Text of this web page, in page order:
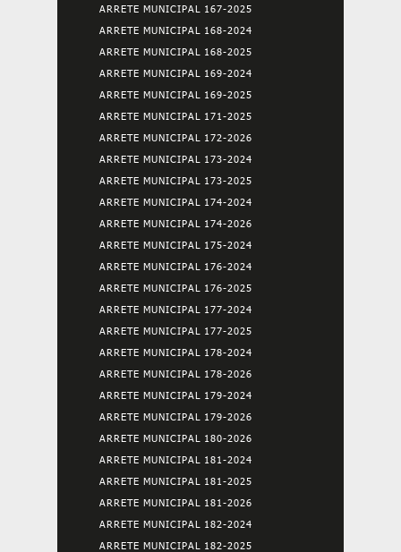
ARRETE MUNICIPAL 167-2025
ARRETE MUNICIPAL 168-2024
ARRETE MUNICIPAL 168-2025
ARRETE MUNICIPAL 169-2024
ARRETE MUNICIPAL 169-2025
ARRETE MUNICIPAL 171-2025
ARRETE MUNICIPAL 172-2026
ARRETE MUNICIPAL 173-2024
ARRETE MUNICIPAL 173-2025
ARRETE MUNICIPAL 174-2024
ARRETE MUNICIPAL 174-2026
ARRETE MUNICIPAL 175-2024
ARRETE MUNICIPAL 176-2024
ARRETE MUNICIPAL 176-2025
ARRETE MUNICIPAL 177-2024
ARRETE MUNICIPAL 177-2025
ARRETE MUNICIPAL 178-2024
ARRETE MUNICIPAL 178-2026
ARRETE MUNICIPAL 179-2024
ARRETE MUNICIPAL 179-2026
ARRETE MUNICIPAL 180-2026
ARRETE MUNICIPAL 181-2024
ARRETE MUNICIPAL 181-2025
ARRETE MUNICIPAL 181-2026
ARRETE MUNICIPAL 182-2024
ARRETE MUNICIPAL 182-2025